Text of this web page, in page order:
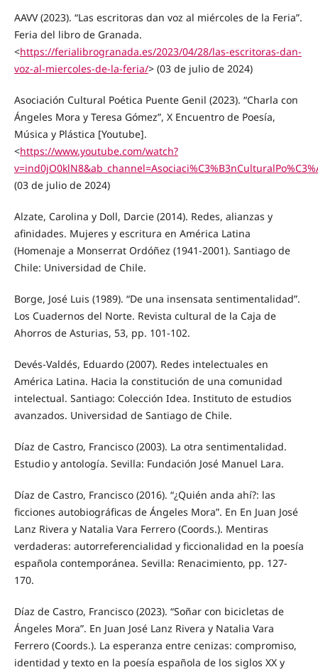
AAVV (2023). “Las escritoras dan voz al miércoles de la Feria”.
Feria del libro de Granada.
<https://ferialibrogranada.es/2023/04/28/las-escritoras-dan-
voz-al-miercoles-de-la-feria/> (03 de julio de 2024)
Asociación Cultural Poética Puente Genil (2023). “Charla con
Ángeles Mora y Teresa Gómez”, X Encuentro de Poesía,
Música y Plástica [Youtube].
<https://www.youtube.com/watch?
(03 de julio de 2024)
Alzate, Carolina y Doll, Darcie (2014). Redes, alianzas y
afinidades. Mujeres y escritura en América Latina
(Homenaje a Monserrat Ordóñez (1941-2001). Santiago de
Chile: Universidad de Chile.
Borge, José Luis (1989). “De una insensata sentimentalidad”.
Los Cuadernos del Norte. Revista cultural de la Caja de
Ahorros de Asturias, 53, pp. 101-102.
Devés-Valdés, Eduardo (2007). Redes intelectuales en
América Latina. Hacia la constitución de una comunidad
intelectual. Santiago: Colección Idea. Instituto de estudios
avanzados. Universidad de Santiago de Chile.
Díaz de Castro, Francisco (2003). La otra sentimentalidad.
Estudio y antología. Sevilla: Fundación José Manuel Lara.
Díaz de Castro, Francisco (2016). “¿Quién anda ahí?: las
ficciones autobiográficas de Ángeles Mora”. En En Juan José
Lanz Rivera y Natalia Vara Ferrero (Coords.). Mentiras
verdaderas: autorreferencialidad y ficcionalidad en la poesía
española contemporánea. Sevilla: Renacimiento, pp. 127-
170.
Díaz de Castro, Francisco (2023). “Soñar con bicicletas de
Ángeles Mora”. En Juan José Lanz Rivera y Natalia Vara
Ferrero (Coords.). La esperanza entre cenizas: compromiso,
identidad y texto en la poesía española de los siglos XX y